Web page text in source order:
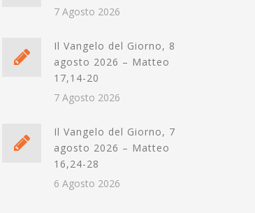
7 Agosto 2026
Il Vangelo del Giorno, 8
agosto 2026 – Matteo
17,14-20
7 Agosto 2026
Il Vangelo del Giorno, 7
agosto 2026 – Matteo
16,24-28
6 Agosto 2026